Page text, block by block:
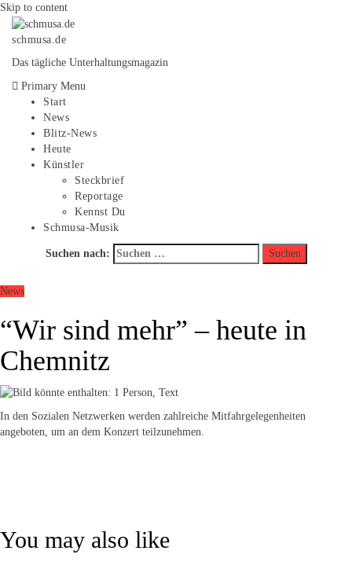
Skip to content
schmusa.de
Das tägliche Unterhaltungsmagazin
Primary Menu
Start
News
Blitz-News
Heute
Künstler
Steckbrief
Reportage
Kennst Du
Schmusa-Musik
Suchen nach:
News
“Wir sind mehr” – heute in
Chemnitz
In den Sozialen Netzwerken werden zahlreiche Mitfahrgelegenheiten
angeboten, um an dem Konzert teilzunehmen.
You may also like